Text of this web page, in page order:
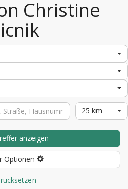
Christine
25 km
anzeigen
Optionen